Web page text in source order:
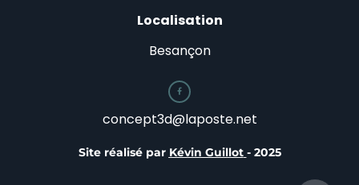
Localisation
Besançon

concept3d@laposte.net
Site réalisé par Kévin Guillot - 2025